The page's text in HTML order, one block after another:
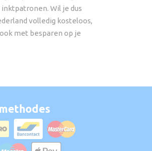
Wil je dus
volledig kosteloos,
met besparen op je